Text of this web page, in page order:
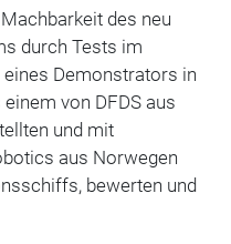
des neu
durch Tests im
Demonstrators in
von DFDS aus
und mit
aus Norwegen
bewerten und